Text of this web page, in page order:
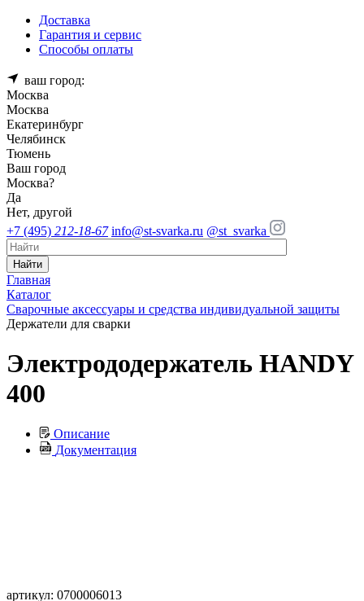
Доставка
Гарантия и сервис
Способы оплаты
ваш город:
Москва
Москва
Екатеринбург
Челябинск
Тюмень
Ваш город
Москва?
Да
Нет, другой
+7 (495) 212-18-67 info@st-svarka.ru @st_svarka
Найти
Главная
Каталог
Сварочные аксессуары и средства индивидуальной защиты
Держатели для сварки
Электрододержатель HANDY
400
Описание
Документация
артикул: 0700006013